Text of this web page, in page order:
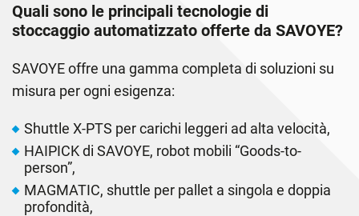
Quali sono le principali tecnologie di
stoccaggio automatizzato offerte da SAVOYE?
SAVOYE offre una gamma completa di soluzioni su
misura per ogni esigenza:
Shuttle X-PTS per carichi leggeri ad alta velocità,
HAIPICK di SAVOYE, robot mobili “Goods-to-
person”,
MAGMATIC, shuttle per pallet a singola e doppia
profondità,